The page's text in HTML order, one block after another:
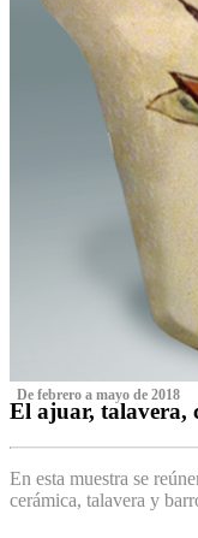
‌ De febrero a mayo de 2018
El ajuar, talavera,
En esta muestra se
cerámica, talavera y